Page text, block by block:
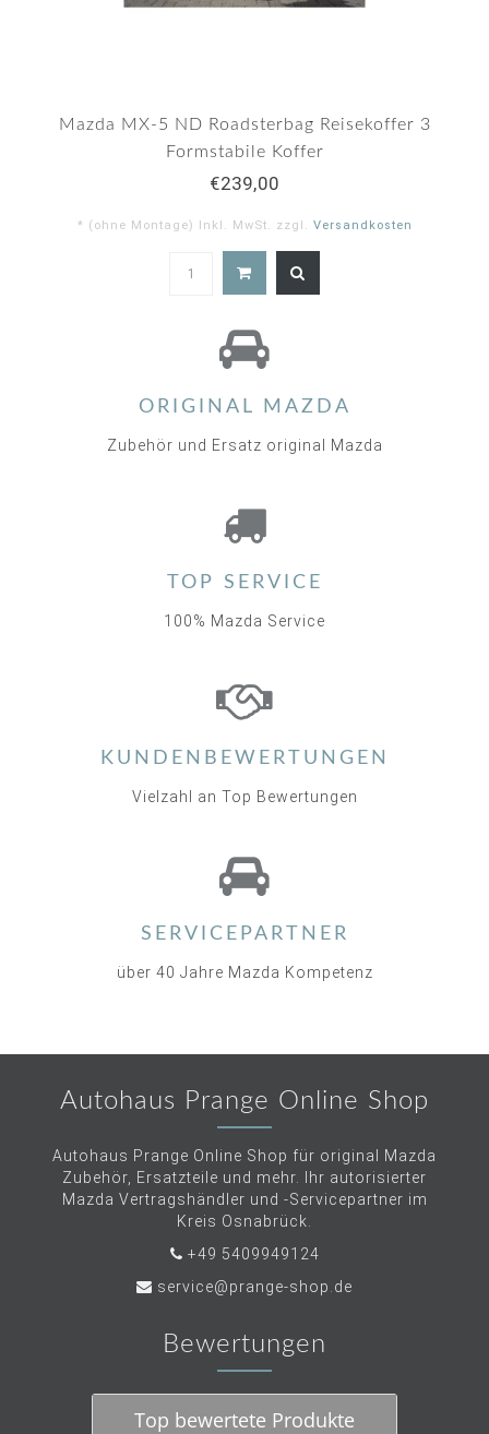
Mazda MX-5 ND Roadsterbag Reisekoffer 3
Formstabile Koffer
€239,00
* (ohne Montage) Inkl. MwSt. zzgl. Versandkosten
ORIGINAL MAZDA
Zubehör und Ersatz original Mazda
TOP SERVICE
100% Mazda Service
KUNDENBEWERTUNGEN
Vielzahl an Top Bewertungen
SERVICEPARTNER
über 40 Jahre Mazda Kompetenz
Autohaus Prange Online Shop
Autohaus Prange Online Shop für original Mazda
Zubehör, Ersatzteile und mehr. Ihr autorisierter
Mazda Vertragshändler und -Servicepartner im
Kreis Osnabrück.
+49 5409949124
service@prange-shop.de
Bewertungen
Top bewertete Produkte